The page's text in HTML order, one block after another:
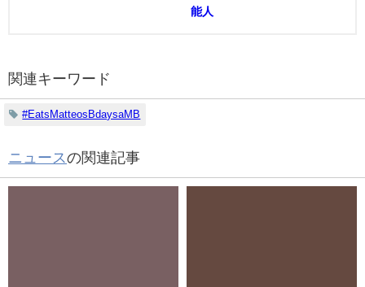
能人
関連キーワード
#EatsMatteosBdaysaMB
ニュースの関連記事